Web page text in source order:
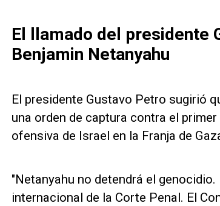
El llamado del presidente
Benjamin Netanyahu
El presidente Gustavo Petro sugirió
una orden de captura contra el
ofensiva de Israel en la Franja de
"Netanyahu no detendrá el
internacional de la Corte Penal. El